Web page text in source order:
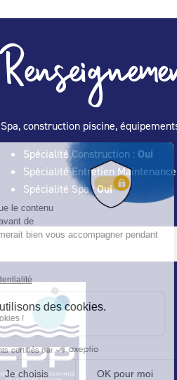
Spa, construction piscine,
Spécialité Construction : Oui
Spécialité Entretien
Spécialité Spa :Oui